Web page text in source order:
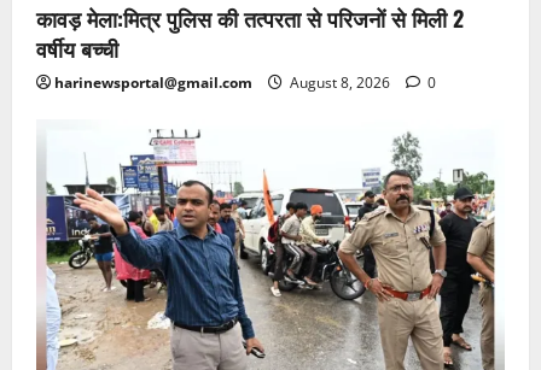
कावड़ मेला:मित्र पुलिस की तत्परता से परिजनों से मिली 2
वर्षीय बच्ची
harinewsportal@gmail.com August 8, 2026 0